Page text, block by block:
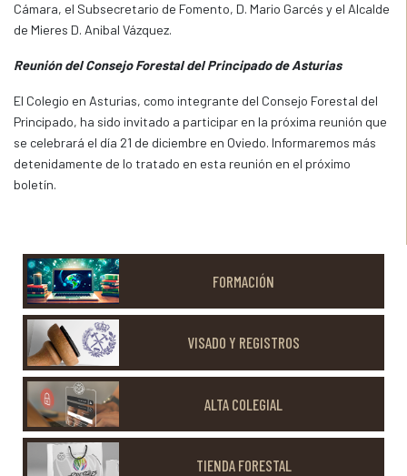
Cámara, el Subsecretario de Fomento, D. Mario Garcés y el Alcalde
de Mieres D. Anibal Vázquez.
Reunión del Consejo Forestal del Principado de Asturias
El Colegio en Asturias, como integrante del Consejo Forestal del
Principado, ha sido invitado a participar en la próxima reunión que
se celebrará el día 21 de diciembre en Oviedo. Informaremos más
detenidamente de lo tratado en esta reunión en el próximo
boletín.
FORMACIÓN
VISADO Y REGISTROS
ALTA COLEGIAL
TIENDA FORESTAL